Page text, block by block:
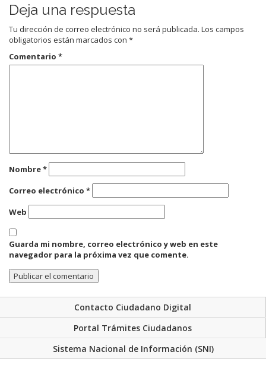
Deja una respuesta
Tu dirección de correo electrónico no será publicada. Los campos
obligatorios están marcados con *
Comentario *
Nombre*
Correo electrónico *
Web
Guarda mi nombre, correo electrónico y web en este
navegador para la próxima vez que comente.
Contacto Ciudadano Digital
Portal Trámites Ciudadanos
Sistema Nacional de Información (SNI)